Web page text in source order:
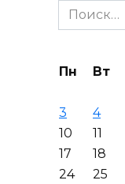
Search
for:
Пн Вт
3
4
10
11
17
18
24
25